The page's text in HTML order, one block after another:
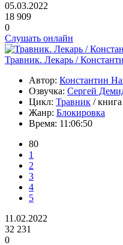
05.03.2022
18 909
0
Слушать онлайн
Травник. Лекарь /
Автор: Константин
Озвучка: Сергей
Цикл: Травник / книга
Жанр: Блокировка
Время: 11:06:50
80
1
2
3
4
5
11.02.2022
32 231
0